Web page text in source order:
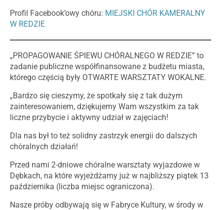
Profil Facebook’owy chóru: MIEJSKI CHÓR KAMERALNY
W REDZIE
„PROPAGOWANIE ŚPIEWU CHÓRALNEGO W REDZIE” to
zadanie publiczne współfinansowane z budżetu miasta,
którego częścią były OTWARTE WARSZTATY WOKALNE.
„Bardzo się cieszymy, że spotkały się z tak dużym
zainteresowaniem, dziękujemy Wam wszystkim za tak
liczne przybycie i aktywny udział w zajęciach!
Dla nas był to też solidny zastrzyk energii do dalszych
chóralnych działań!
Przed nami 2-dniowe chóralne warsztaty wyjazdowe w
Dębkach, na które wyjeżdżamy już w najbliższy piątek 13
października (liczba miejsc ograniczona).
Nasze próby odbywają się w Fabryce Kultury, w środy w